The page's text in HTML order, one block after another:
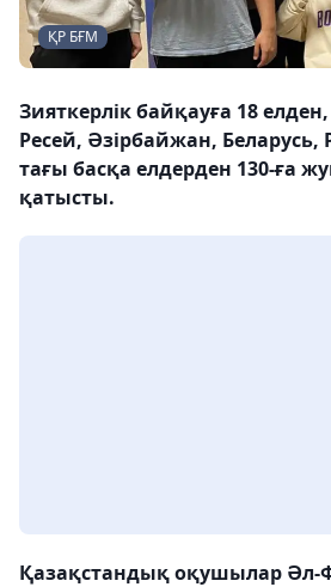
ҚР БҒМ
Зияткерлік байқауға 18
Ресей, Әзірбайжан,
тағы басқа елдерден 130-ға
қатысты.
Қазақстандық оқушылар Әл-